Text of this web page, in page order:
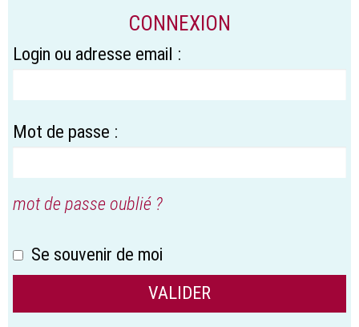
CONNEXION
Login ou adresse email :
Mot de passe :
mot de passe oublié ?
Se souvenir de moi